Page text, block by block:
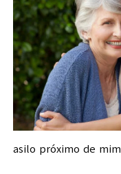
asilo próximo de mim